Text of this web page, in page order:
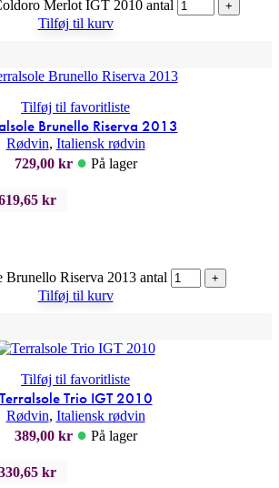
Merlot IGT 2010 antal +
Tilføj til kurv
Tilføj til favoritliste
Brunello Riserva 2013
Rødvin, Italiensk rødvin
729,00 kr ● På lager
kr
Brunello Riserva 2013 antal +
Tilføj til kurv
Tilføj til favoritliste
Terralsole Trio IGT 2010
Rødvin, Italiensk rødvin
389,00 kr ● På lager
kr